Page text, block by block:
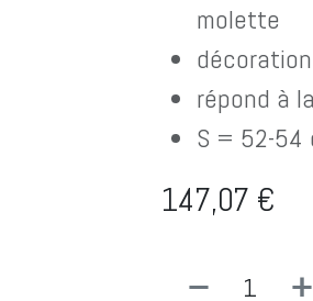
molette
répond à
S = 52-54
147,07 €